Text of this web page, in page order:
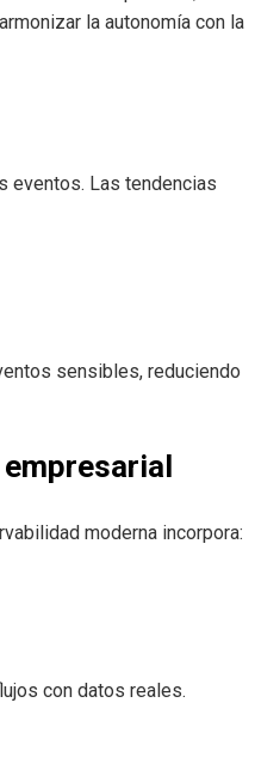
la autonomía con la
eventos. Las tendencias
sensibles, reduciendo
moderna incorpora:
con datos reales.